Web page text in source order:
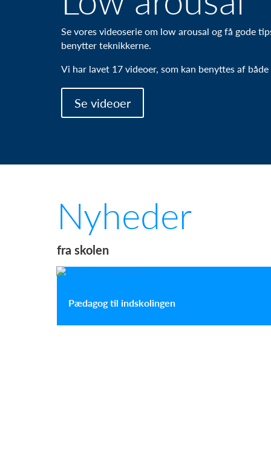
Se vores videoserie om low arousal og få gode
benytter teknikkerne.
Vi har lavet 17 videoer, som kan benyttes af
Se videoer
Nyheder
fra skolen
Pædagog til indskolingen